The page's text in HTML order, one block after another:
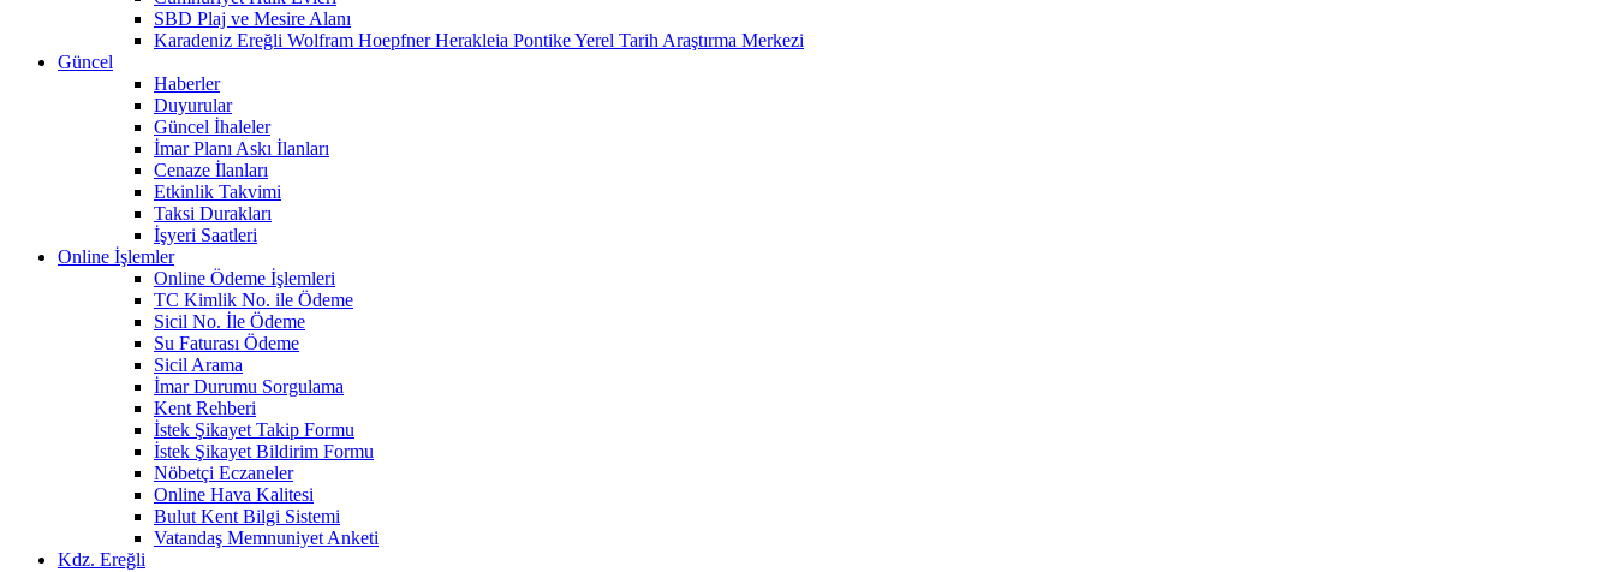
SBD Plaj ve Mesire Alanı
Karadeniz Ereğli Wolfram Hoepfner Herakleia Pontike Yerel Tarih Araştırma Merkezi
Güncel
Haberler
Duyurular
Güncel İhaleler
İmar Planı Askı İlanları
Cenaze İlanları
Etkinlik Takvimi
Taksi Durakları
İşyeri Saatleri
Online İşlemler
Online Ödeme İşlemleri
TC Kimlik No. ile Ödeme
Sicil No. İle Ödeme
Su Faturası Ödeme
Sicil Arama
İmar Durumu Sorgulama
Kent Rehberi
İstek Şikayet Takip Formu
İstek Şikayet Bildirim Formu
Nöbetçi Eczaneler
Online Hava Kalitesi
Bulut Kent Bilgi Sistemi
Vatandaş Memnuniyet Anketi
Kdz. Ereğli